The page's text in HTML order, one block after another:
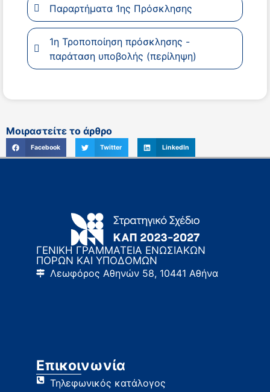
Παραρτήματα 1ης Πρόσκλησης
1η Τροποποίηση πρόσκλησης -
παράταση υποβολής (περίληψη)
Μοιραστείτε το άρθρο
Facebook Twitter LinkedIn
ΓΕΝΙΚΗ ΓΡΑΜΜΑΤΕΙΑ ΕΝΩΣΙΑΚΩΝ
ΠΟΡΩΝ ΚΑΙ ΥΠΟΔΟΜΩΝ
Λεωφόρος Αθηνών 58, 10441 Αθήνα
Επικοινωνία
Τηλεφωνικός κατάλογος